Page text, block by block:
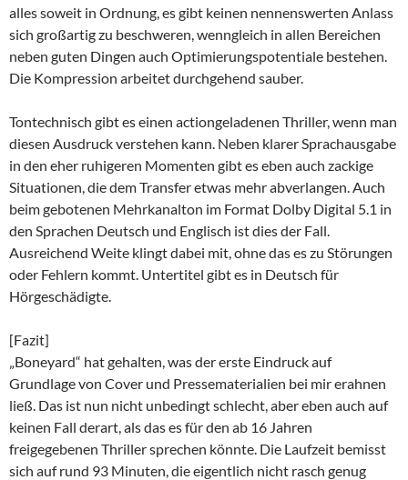
alles soweit in Ordnung, es gibt keinen nennenswerten Anlass
sich großartig zu beschweren, wenngleich in allen Bereichen
neben guten Dingen auch Optimierungspotentiale bestehen.
Die Kompression arbeitet durchgehend sauber.
Tontechnisch gibt es einen actiongeladenen Thriller, wenn man
diesen Ausdruck verstehen kann. Neben klarer Sprachausgabe
in den eher ruhigeren Momenten gibt es eben auch zackige
Situationen, die dem Transfer etwas mehr abverlangen. Auch
beim gebotenen Mehrkanalton im Format Dolby Digital 5.1 in
den Sprachen Deutsch und Englisch ist dies der Fall.
Ausreichend Weite klingt dabei mit, ohne das es zu Störungen
oder Fehlern kommt. Untertitel gibt es in Deutsch für
Hörgeschädigte.
[Fazit]
„Boneyard“ hat gehalten, was der erste Eindruck auf
Grundlage von Cover und Pressematerialien bei mir erahnen
ließ. Das ist nun nicht unbedingt schlecht, aber eben auch auf
keinen Fall derart, als das es für den ab 16 Jahren
freigegebenen Thriller sprechen könnte. Die Laufzeit bemisst
sich auf rund 93 Minuten, die eigentlich nicht rasch genug